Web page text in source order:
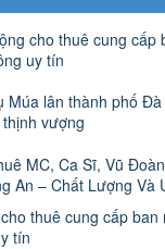
cho thuê cung cấp
uy tín
Múa lân thành phố
vượng
MC, Ca Sĩ, Vũ
An – Chất Lượng Và
thuê cung cấp ban
tín